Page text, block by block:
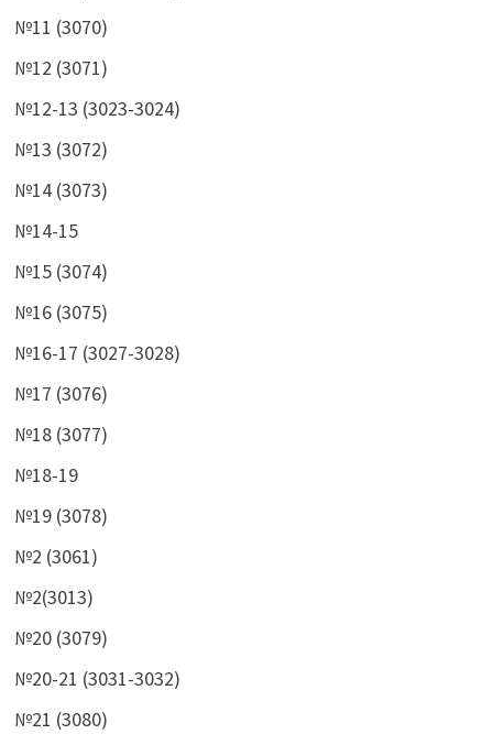
№11 (3070)
№12 (3071)
№12-13 (3023-3024)
№13 (3072)
№14 (3073)
№14-15
№15 (3074)
№16 (3075)
№16-17 (3027-3028)
№17 (3076)
№18 (3077)
№18-19
№19 (3078)
№2 (3061)
№2(3013)
№20 (3079)
№20-21 (3031-3032)
№21 (3080)